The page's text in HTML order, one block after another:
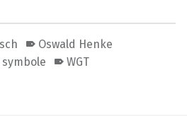
Oswald Henke
symbole WGT